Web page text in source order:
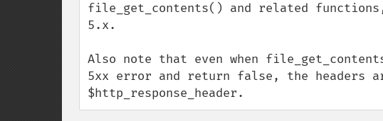
file_get_contents() and related
5.x.
Also note that even when
5xx error and return false, the
$http_response_header.